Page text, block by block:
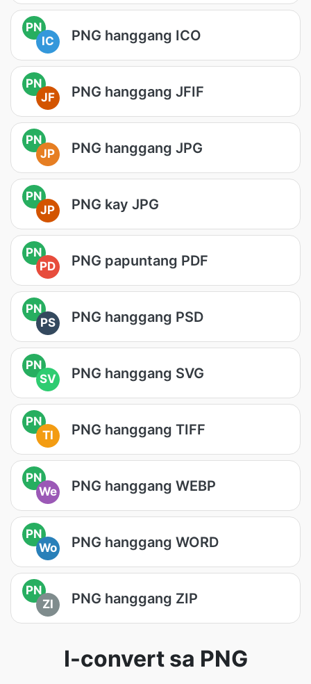
PN
IC
PNG hanggang ICO
PN
JF
PNG hanggang JFIF
PN
JP
PNG hanggang JPG
PN
JP
PNG kay JPG
PN
PD
PNG papuntang PDF
PN
PS
PNG hanggang PSD
PN
SV
PNG hanggang SVG
PN
TI
PNG hanggang TIFF
PN
We
PNG hanggang WEBP
PN
Wo
PNG hanggang WORD
PN
ZI
PNG hanggang ZIP
I-convert sa PNG